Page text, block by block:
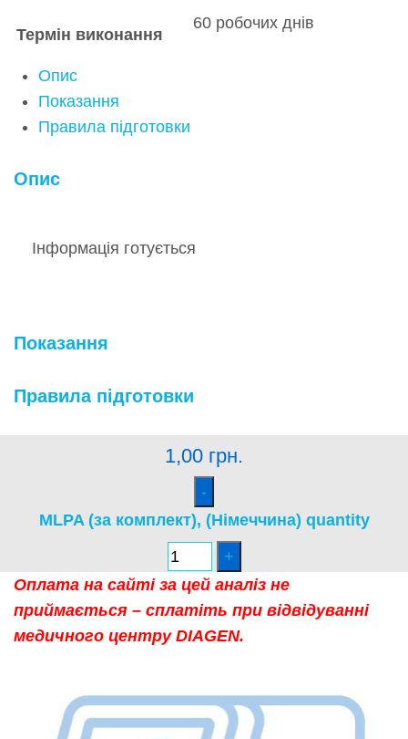
Термін виконання
60 робочих днів
Опис
Показання
Правила підготовки
Опис
Інформація готується
Показання
Правила підготовки
1,00 грн.
MLPA (за комплект), (Німеччина) quantity
Оплата на сайті за цей аналіз не
приймається – сплатіть при відвідуванні
медичного центру DIAGEN.